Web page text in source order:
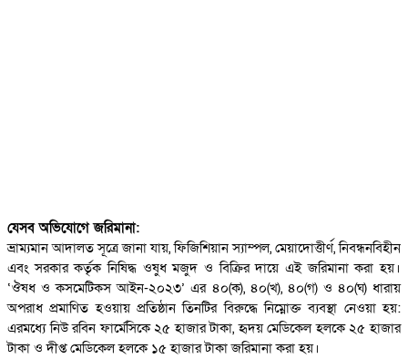
যেসব অভিযোগে জরিমানা:
ভ্রাম্যমান আদালত সূত্রে জানা যায়, ফিজিশিয়ান স্যাম্পল, মেয়াদোত্তীর্ণ, নিবন্ধনবিহীন
এবং সরকার কর্তৃক নিষিদ্ধ ওষুধ মজুদ ও বিক্রির দায়ে এই জরিমানা করা হয়।
‘ঔষধ ও কসমেটিকস আইন-২০২৩’ এর ৪০(ক), ৪০(খ), ৪০(গ) ও ৪০(ঘ) ধারায়
অপরাধ প্রমাণিত হওয়ায় প্রতিষ্ঠান তিনটির বিরুদ্ধে নিম্নোক্ত ব্যবস্থা নেওয়া হয়:
এরমধ্যে নিউ রবিন ফার্মেসিকে ২৫ হাজার টাকা, হৃদয় মেডিকেল হলকে ২৫ হাজার
টাকা ও দীপ্ত মেডিকেল হলকে ১৫ হাজার টাকা জরিমানা করা হয়।